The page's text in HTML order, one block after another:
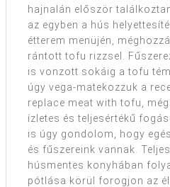
hajnalán először
az egyben a hús
étterem menüjén,
rántott tofu rizzsel.
is vonzott sokáig a tofu
úgy vega-matekozzuk a
replace meat with tofu,
ízletes és teljesértékű
is úgy gondolom, hogy
és fűszereink vannak.
húsmentes konyhában
pótlása körül forogjon az